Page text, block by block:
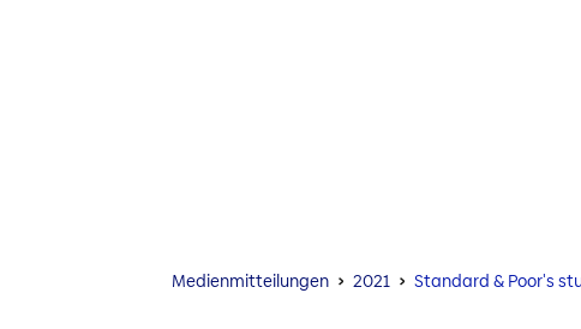
Medien­mitteilungen 2021 Standard & Poor's